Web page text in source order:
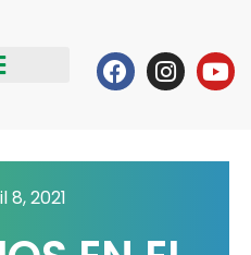
Facebook
8, 2021